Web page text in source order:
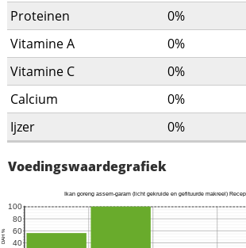
Proteinen 0%
Vitamine A
0%
Vitamine C
0%
Calcium
0%
Ijzer
0%
Voedingswaardegrafiek